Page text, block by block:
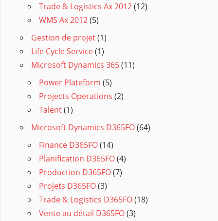
Trade & Logistics Ax 2012(12)
WMS Ax 2012(5)
Gestion de projet(1)
Life Cycle Service(1)
Microsoft Dynamics 365(11)
Power Plateform (5)
Projects Operations (2)
Talent(1)
Microsoft Dynamics D365FO(64)
Finance D365FO(14)
Planification D365FO(4)
Production D365FO(7)
Projets D365FO(3)
Trade & Logistics D365FO(18)
Vente au détail D365FO(3)